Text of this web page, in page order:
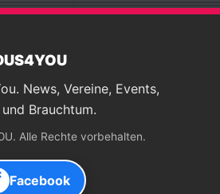
News, Vereine, Events,
Brauchtum.
Alle Rechte vorbehalten.
Facebook